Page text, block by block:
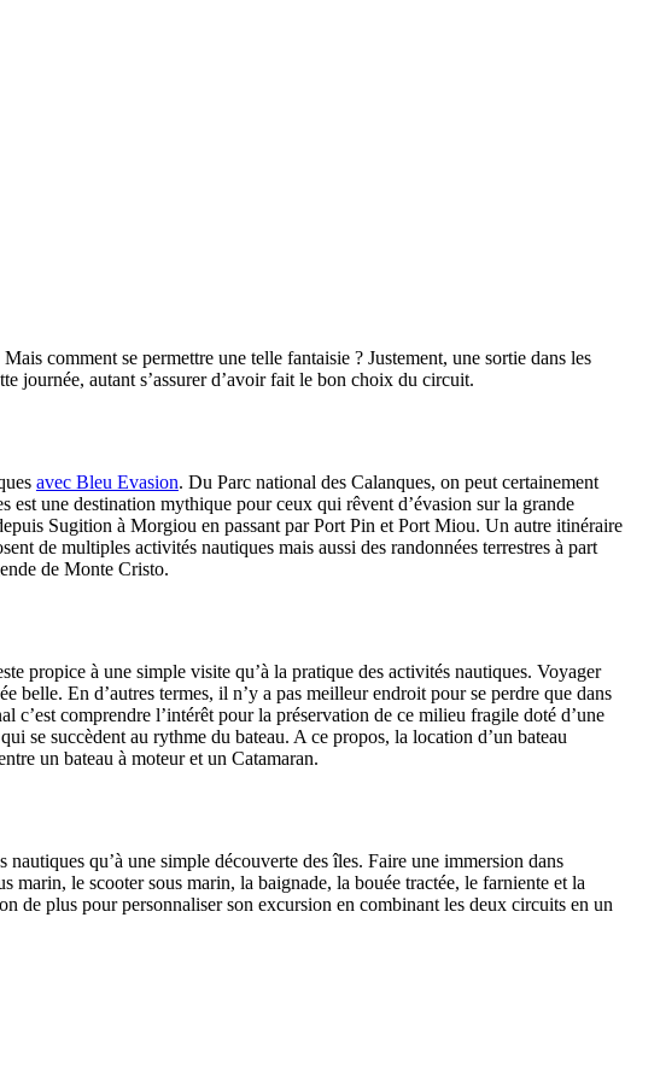
comment se permettre une telle fantaisie ? Justement, une sortie dans les
journée, autant s’assurer d’avoir fait le bon choix du circuit.
avec Bleu Evasion. Du Parc national des Calanques, on peut certainement
une destination mythique pour ceux qui rêvent d’évasion sur la grande
Sugition à Morgiou en passant par Port Pin et Port Miou. Un autre itinéraire
de multiples activités nautiques mais aussi des randonnées terrestres à part
de Monte Cristo.
propice à une simple visite qu’à la pratique des activités nautiques. Voyager
En d’autres termes, il n’y a pas meilleur endroit pour se perdre que dans
comprendre l’intérêt pour la préservation de ce milieu fragile doté d’une
se succèdent au rythme du bateau. A ce propos, la location d’un bateau
un bateau à moteur et un Catamaran.
qu’à une simple découverte des îles. Faire une immersion dans
marin, le scooter sous marin, la baignade, la bouée tractée, le farniente et la
de plus pour personnaliser son excursion en combinant les deux circuits en un